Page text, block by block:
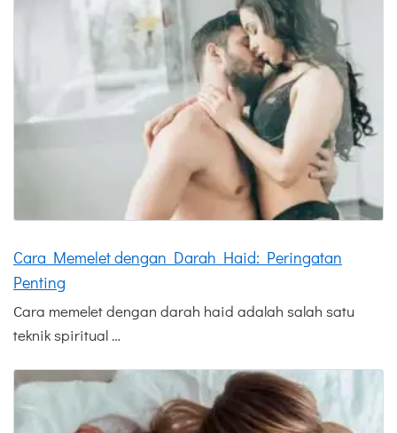
Cara Memelet dengan Darah Haid: Peringatan
Penting
Cara memelet dengan darah haid adalah salah satu
teknik spiritual …